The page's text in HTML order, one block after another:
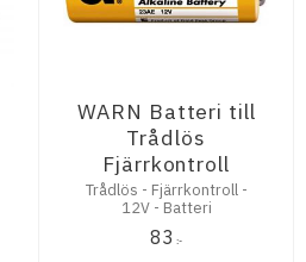
WARN Batteri till
Trådlös
Fjärrkontroll
Trådlös - Fjärrkontroll -
12V - Batteri
83 :-